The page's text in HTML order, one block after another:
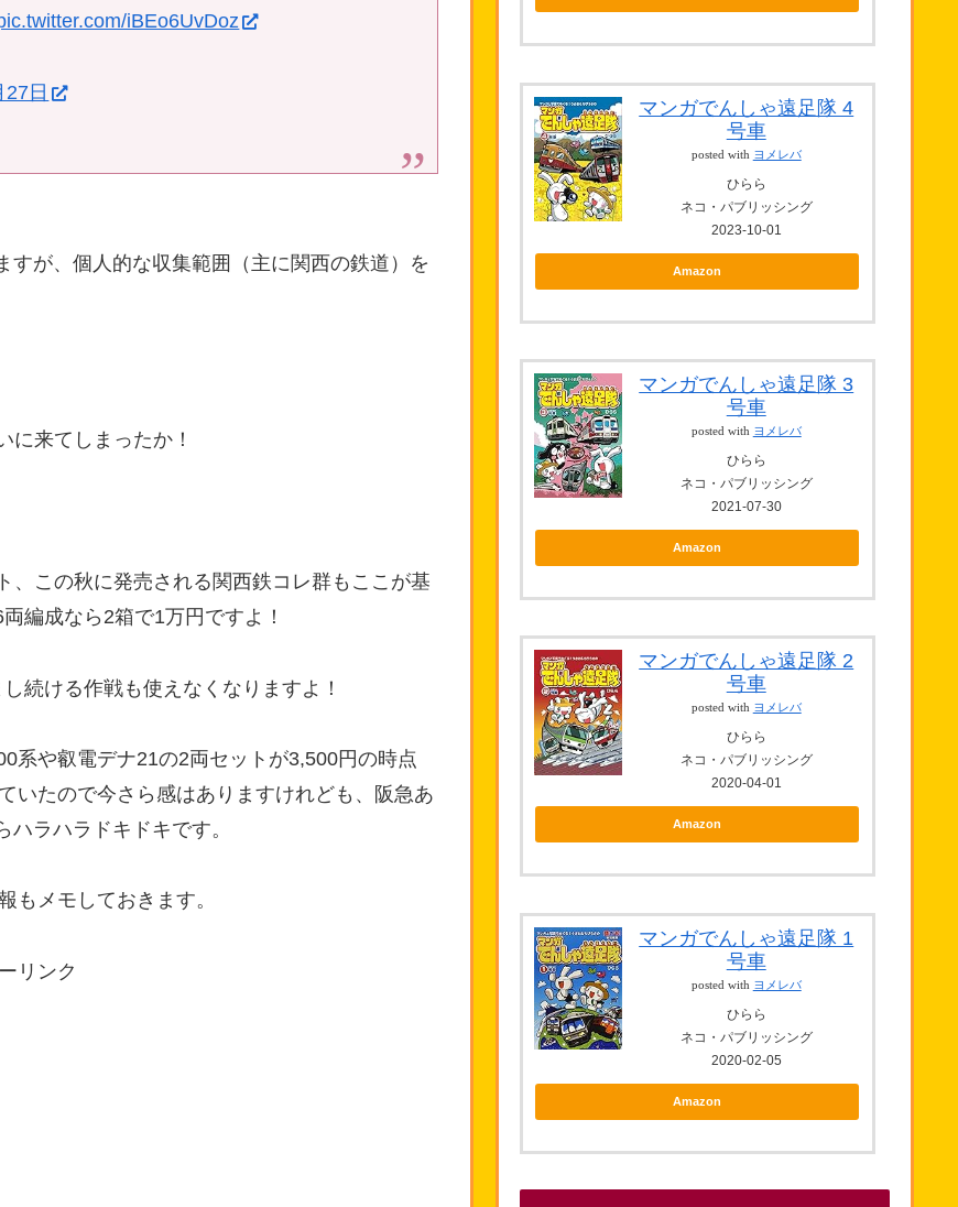
iBEo6UvDoz
27日
が、個人的な収集範囲（主に関西の鉄道）を
に来てしまったか！
、この秋に発売される関西鉄コレ群もここが基
編成なら2箱で1万円ですよ！
続ける作戦も使えなくなりますよ！
系や叡電デナ21の2両セットが3,500円の時点
いたので今さら感はありますけれども、阪急あ
ラハラドキドキです。
もメモしておきます。
リンク
マンガでんしゃ遠足隊 4
号車
posted with ヨメレバ
ひらら
ネコ・パブリッシング
2023-10-01
Amazon
マンガでんしゃ遠足隊 3
号車
posted with ヨメレバ
ひらら
ネコ・パブリッシング
2021-07-30
Amazon
マンガでんしゃ遠足隊 2
号車
posted with ヨメレバ
ひらら
ネコ・パブリッシング
2020-04-01
Amazon
マンガでんしゃ遠足隊 1
号車
posted with ヨメレバ
ひらら
ネコ・パブリッシング
2020-02-05
Amazon